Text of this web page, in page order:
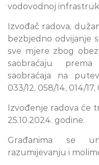
vodovodnoj
Izvođač radova,
bezbjedno odvijanje
sve mjere zbog
saobraćaju
saobraćaja na
033/12, 058/14, 014/17,
Izvođenje radova će
25.10.2024. godine.
Građanima se
razumijevanju i